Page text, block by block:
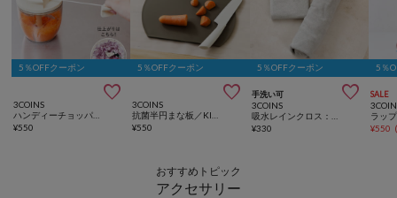
5％OFFクーポン

3COINS
¥550
5％OFFクーポン

3COINS
¥550
5％OFFクーポン
手洗い可 
3COINS
¥330
5％
SALE
ラッ
¥550
おすすめトピック
アクセサリー